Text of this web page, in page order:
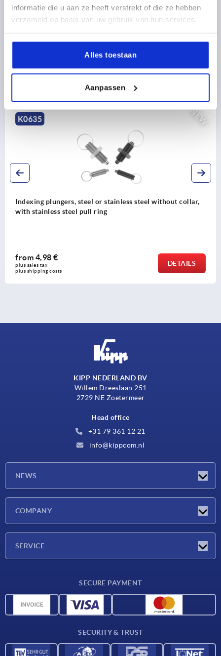
informatie die u aan ze heeft verstrekt of die ze hebben
verzameld op basis van uw gebruik van hun services.
Alles toestaan
Aanpassen
DOWNLOADS
Discover our product range
NEW
K0635
Indexing plungers, steel or stainless steel without collar,
with stainless steel pull ring
from4,98 €
plus sales tax
plus shipping costs
DETAILS
KIPP NEDERLAND BV
Willem Dreeslaan 251
2729 NE Zoetermeer
Head office
+31 79 361 12 21
info@kippcom.nl
NEWS
COMPANY
SERVICE
CAD data
SECURE PAYMENT
SECURITY & TRUST